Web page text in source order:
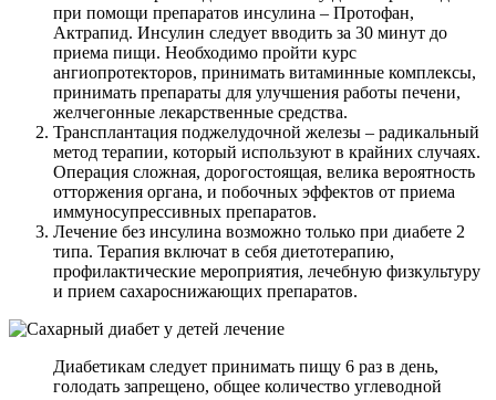
при помощи препаратов инсулина – Протофан,
Актрапид. Инсулин следует вводить за 30 минут до
приема пищи. Необходимо пройти курс
ангиопротекторов, принимать витаминные комплексы,
принимать препараты для улучшения работы печени,
желчегонные лекарственные средства.
Трансплантация поджелудочной железы – радикальный
метод терапии, который используют в крайних случаях.
Операция сложная, дорогостоящая, велика вероятность
отторжения органа, и побочных эффектов от приема
иммуносупрессивных препаратов.
Лечение без инсулина возможно только при диабете 2
типа. Терапия включат в себя диетотерапию,
профилактические мероприятия, лечебную физкультуру
и прием сахароснижающих препаратов.
Диабетикам следует принимать пищу 6 раз в день,
голодать запрещено, общее количество углеводной